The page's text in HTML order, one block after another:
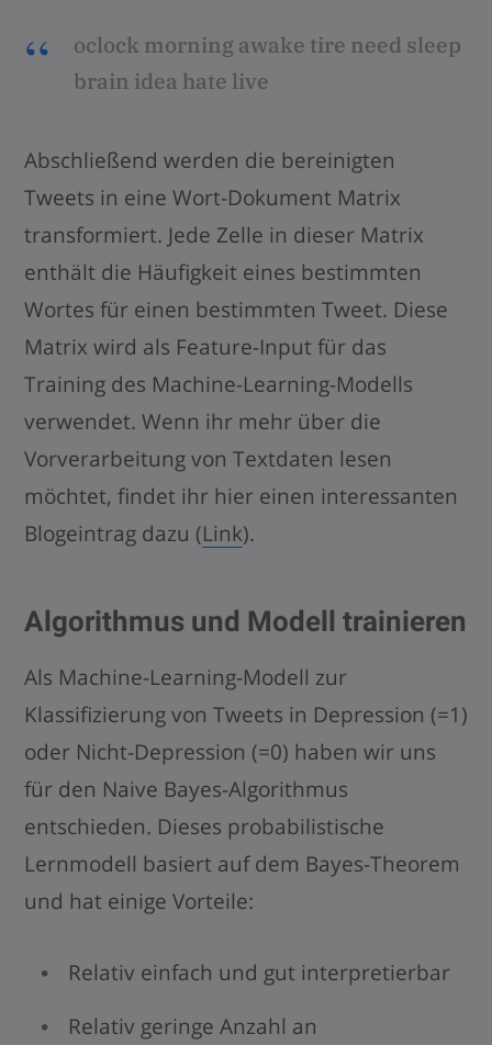
oclock morning awake tire need sleep
brain idea hate live
Abschließend werden die bereinigten
Tweets in eine Wort-Dokument Matrix
transformiert. Jede Zelle in dieser Matrix
enthält die Häufigkeit eines bestimmten
Wortes für einen bestimmten Tweet. Diese
Matrix wird als Feature-Input für das
Training des Machine-Learning-Modells
verwendet. Wenn ihr mehr über die
Vorverarbeitung von Textdaten lesen
möchtet, findet ihr hier einen interessanten
Blogeintrag dazu (Link).
Algorithmus und Modell trainieren
Als Machine-Learning-Modell zur
Klassifizierung von Tweets in Depression (=1)
oder Nicht-Depression (=0) haben wir uns
für den Naive Bayes-Algorithmus
entschieden. Dieses probabilistische
Lernmodell basiert auf dem Bayes-Theorem
und hat einige Vorteile:
Relativ einfach und gut interpretierbar
Relativ geringe Anzahl an